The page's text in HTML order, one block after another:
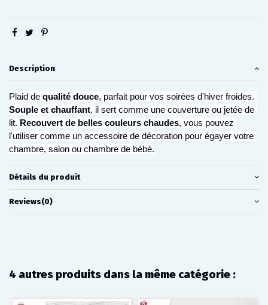
Description
Plaid de qualité douce
Souple et chauffant, il sert comme une couverture ou jetée de
lit. Recouvert de belles couleurs chaudes, vous pouvez
l'utiliser comme un accessoire de décoration pour égayer votre
chambre, salon ou chambre de bébé.
Détails du produit
Reviews(0)
4 autres produits dans la même catégorie :